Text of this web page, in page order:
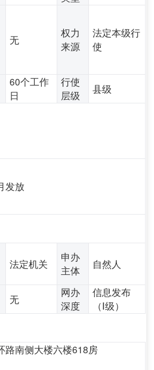
无
权力
来源
法定本级行
使
60个工作
日
行使
层级
县级
发放
法定机关
申办
主体
自然人
无
网办
深度
信息发布
（Ⅰ级）
路南侧大楼六楼618房